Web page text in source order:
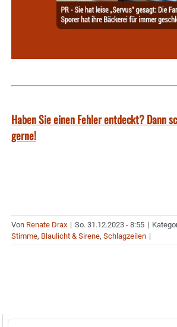
Haben Sie einen Fehler entdeckt? Dann
gerne!
Von Renate Drax | So. 31.12.2023 - 8:55 |
Stimme, Blaulicht & Sirene, Schlagzeilen |